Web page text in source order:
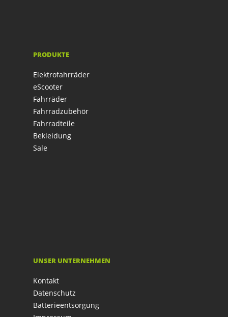
PRODUKTE
Elektrofahrräder
eScooter
Fahrräder
Fahrradzubehör
Fahrradteile
Bekleidung
Sale
UNSER UNTERNEHMEN
Kontakt
Datenschutz
Batterieentsorgung